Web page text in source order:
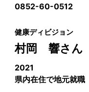
0852-60-0512
健康ディビジョン
村岡 響さん
2021
県内在住で地元就職